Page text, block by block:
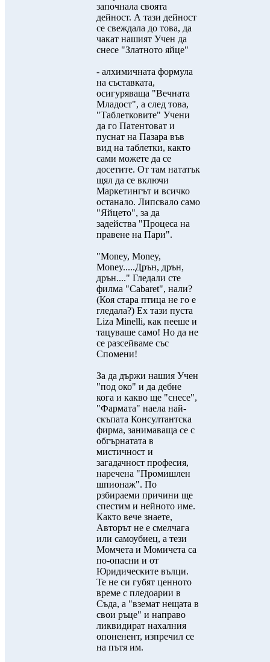
започнала своята
дейност. А тази дейност
се свеждала до това, да
чакат нашият Учен да
снесе "Златното яйце"
- алхимичната формула
на съставката,
осигуряваща "Вечната
Младост", а след това,
"Таблетковите" Учени
да го Патентоват и
пуснат на Пазара във
вид на таблетки, както
сами можете да се
досетите. От там нататък
щял да се включи
Маркетингът и всичко
останало. Липсвало само
"Яйцето", за да
задейства "Процеса на
правене на Пари".
"Money, Money,
Money.....Дрън, дрън,
дрън...." Гледали сте
филма "Cabaret", нали?
(Коя стара птица не го е
гледала?) Ех тази пуста
Liza Minelli, как пееше и
тацуваше само! Но да не
се разсейваме със
Спомени!
За да държи нашия Учен
"под око" и да дебне
кога и какво ще "снесе",
"Фармата" наела най-
скъпата Консултантска
фирма, занимаваща се с
обгърнатата в
мистичност и
загадачност професия,
наречена "Промишлен
шпионаж". По
рзбираеми причини ще
спестим и нейното име.
Както вече знаете,
Авторът не е смелчага
или самоубиец, а тези
Момчета и Момичета са
по-опасни и от
Юридическите вълци.
Те не си губят ценното
време с пледоарии в
Съда, а "вземат нещата в
свои ръце" и направо
ликвидират нахалния
опоненент, изпречил се
на пътя им.